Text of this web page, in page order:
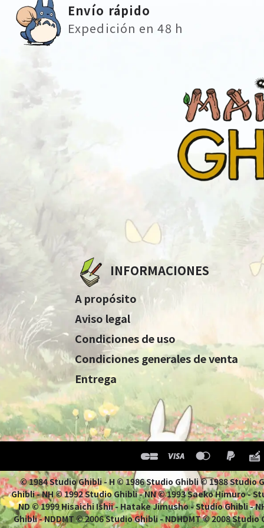
Envío rápido
Expedición en 48 h
INFORMACIONES
A propósito
Aviso legal
Condiciones de uso
Condiciones generales de venta
Entrega
© 1984 Studio Ghibli - H © 1986 Studio Ghibli © 1988
Ghibli - NH © 1992 Studio Ghibli - NN © 1993 Saeko Himuro -
ND © 1999 Hisaichi Ishii - Hatake Jimusho - Studio Ghibli -
Ghibli - NDDMT © 2006 Studio Ghibli - NDHDMT © 2008